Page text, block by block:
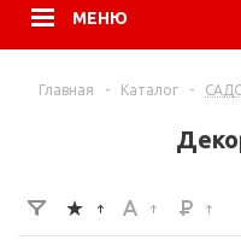
МЕНЮ
Главная - Каталог -